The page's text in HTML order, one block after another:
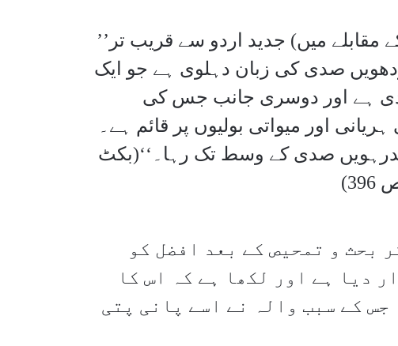
’’لسانی اعتبار سے افضل کی زبان کو (دکھنی کے مقابلے میں) جدید اردو سے قریب تر
صدی کی زبان دہلوی ہے جو ایک
ہے اور دوسری جانب جس کی
اور میواتی بولیوں پر قائم ہے۔
صدی کے وسط تک رہا۔‘‘(بکٹ
بحث و تمحیص کے بعد افضل کو
دیا ہے اور لکھا ہے کہ اس کا
جس کے سبب والہ نے اسے پانی پتی